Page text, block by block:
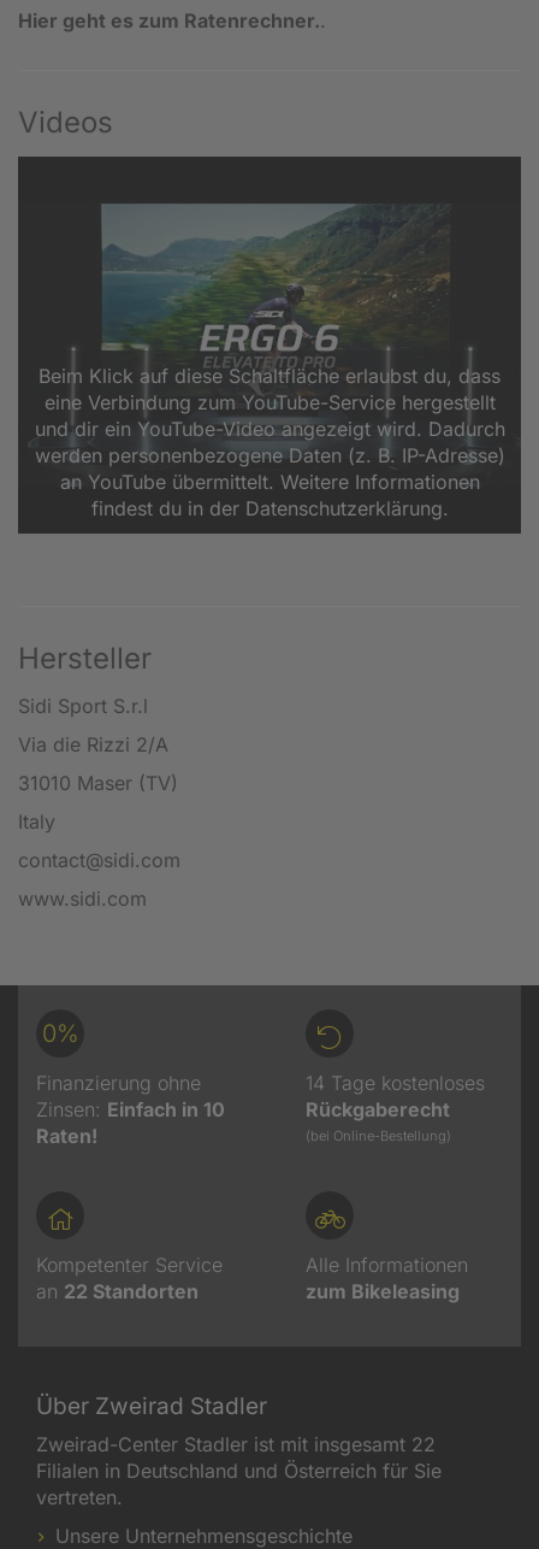
Hier geht es zum Ratenrechner..
Videos
Beim Klick auf diese Schaltfläche erlaubst du, dass
eine Verbindung zum YouTube-Service hergestellt
und dir ein YouTube-Video angezeigt wird. Dadurch
werden personenbezogene Daten (z. B. IP-Adresse)
an YouTube übermittelt. Weitere Informationen
findest du in der Datenschutzerklärung.
Hersteller
Sidi Sport S.r.l
Via die Rizzi 2/A
31010 Maser (TV)
Italy
contact@sidi.com
www.sidi.com
0%
Finanzierung ohne
Zinsen: Einfach in 10
Raten!
14 Tage kostenloses
Rückgaberecht
(bei Online-Bestellung)
Kompetenter Service
an 22 Standorten
Alle Informationen
zum Bikeleasing
Über Zweirad Stadler
Zweirad-Center Stadler ist mit insgesamt 22
Filialen in Deutschland und Österreich für Sie
vertreten.
Unsere Unternehmensgeschichte